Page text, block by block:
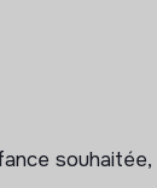
et des cours
activités à
des